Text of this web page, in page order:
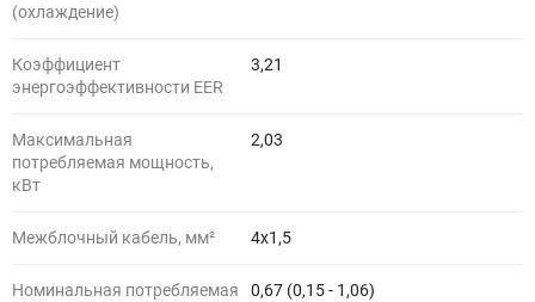
(охлаждение)
Коэффициент
энергоэффективности EER
3,21
Максимальная
потребляемая мощность,
кВт
2,03
Межблочный кабель, мм² 4x1,5
Номинальная потребляемая
0,67 (0,15 - 1,06)